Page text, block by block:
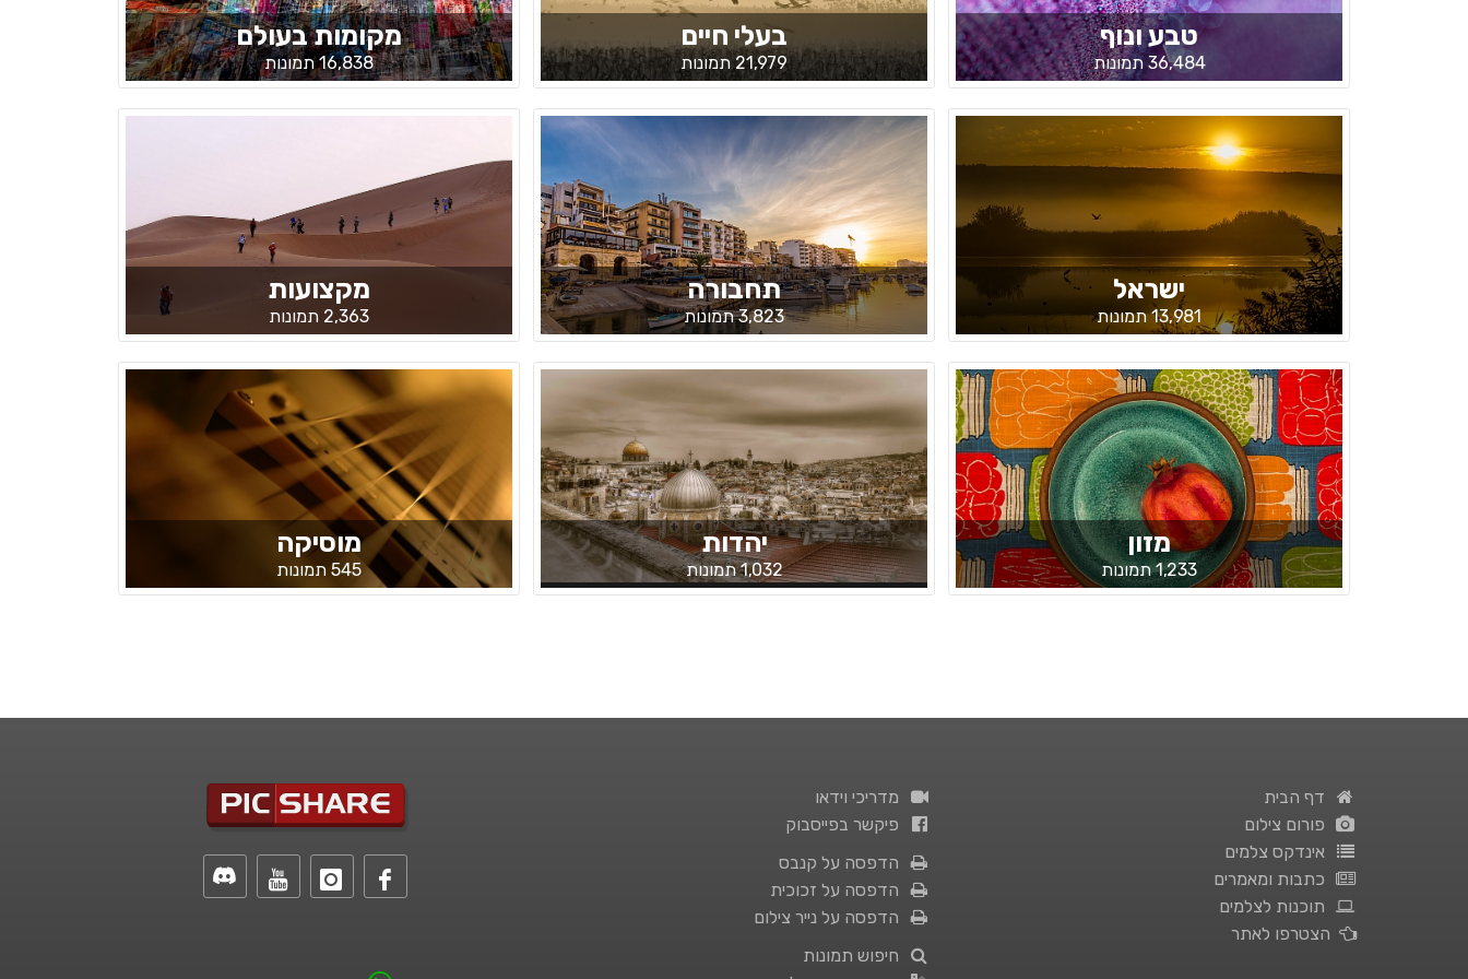
טבע ונוף
36,484 תמונות
בעלי חיים
21,979 תמונות
מקומות בעולם
16,838 תמונות
ישראל
13,981 תמונות
תחבורה
3,823 תמונות
מקצועות
2,363 תמונות
מזון
1,233 תמונות
יהדות
1,032 תמונות
מוסיקה
545 תמונות
מדריכי וידאו
פיקשר בפייסבוק
הדפסה על קנבס
הדפסה על זכוכית
הדפסה על נייר צילום
חיפוש תמונות
דף הבית
פורום צילום
אינדקס צלמים
כתבות ומאמרים
תוכנות לצלמים
הצטרפו לאתר